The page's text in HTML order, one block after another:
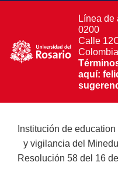
Línea de
0200
Calle
Colombia
aquí:
Institución de
y vigilancia del
Resolución 58 del 16